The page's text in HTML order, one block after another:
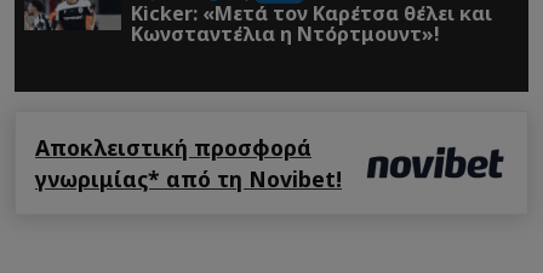
Kicker: «Μετά τον Καρέτσα θέλει και
Κωνσταντέλια η Ντόρτμουντ»!
Αποκλειστική προσφορά
γνωριμίας* από τη Novibet!